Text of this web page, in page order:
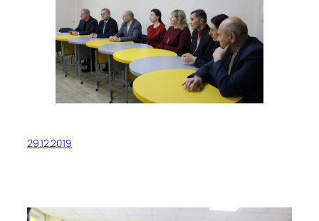
29.12.2019